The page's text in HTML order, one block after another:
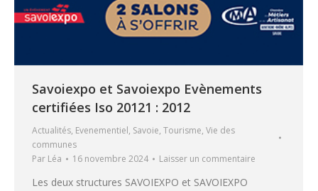
Savoiexpo et Savoiexpo Evènements
certifiées Iso 20121 : 2012
Actualités, Evenementiel, Savoie, Tourisme, Vie des
communes
Par Léa 16 novembre 2024 Laisser un commentaire
Les deux structures SAVOIEXPO et SAVOIEXPO